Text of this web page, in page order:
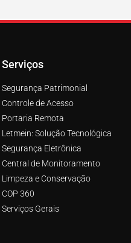
Serviços
Segurança Patrimonial
Controle de Acesso
Portaria Remota
Letmein: Solução Tecnológica
Segurança Eletrônica
Central de Monitoramento
Limpeza e Conservação
COP 360
Serviços Gerais